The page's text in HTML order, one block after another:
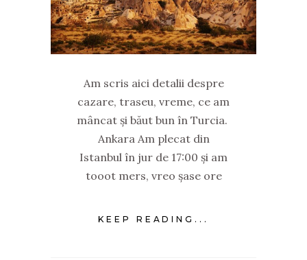
Am scris aici detalii despre
cazare, traseu, vreme, ce am
mâncat și băut bun în Turcia.
Ankara Am plecat din
Istanbul în jur de 17:00 și am
tooot mers, vreo șase ore
KEEP READING...